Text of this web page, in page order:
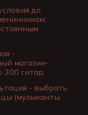
до
-
магазин-
300 гитар.
- выбрать
(музыканты